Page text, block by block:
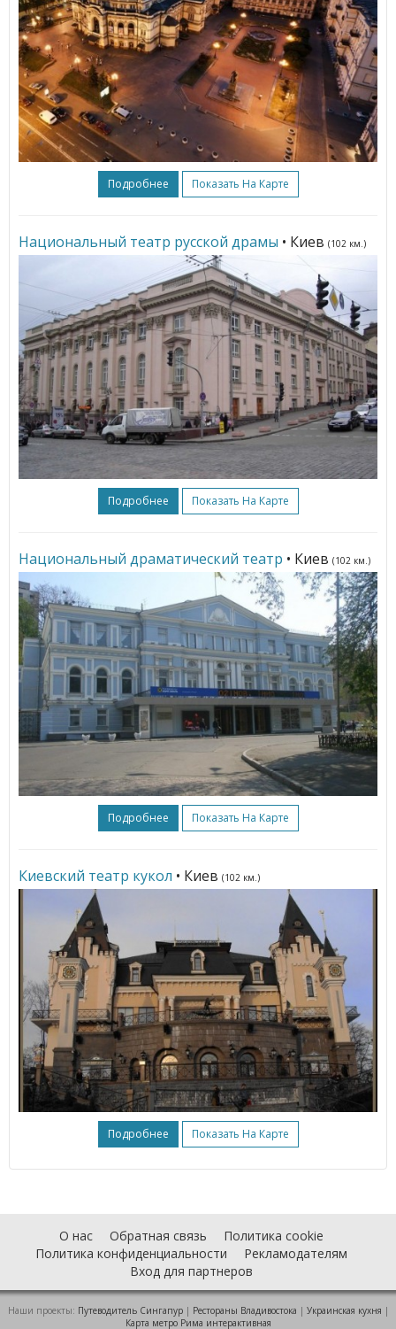
Подробнее Показать На Карте
Национальный театр русской драмы • Киев (102 км.)
Подробнее Показать На Карте
Национальный драматический театр • Киев (102 км.)
Подробнее Показать На Карте
Киевский театр кукол • Киев (102 км.)
Подробнее Показать На Карте
О нас Обратная связь
Политика cookie
Политика конфиденциальности
Рекламодателям
Вход для партнеров
Наши проекты: Путеводитель Сингапур| Рестораны Владивостока | Украинская кухня |
Карта метро Рима интерактивная